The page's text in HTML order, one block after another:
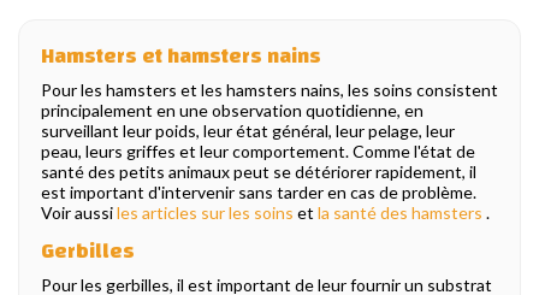
Hamsters et hamsters nains
Pour les hamsters et les hamsters nains, les soins consistent
principalement en une observation quotidienne, en
surveillant leur poids, leur état général, leur pelage, leur
peau, leurs griffes et leur comportement. Comme l'état de
santé des petits animaux peut se détériorer rapidement, il
est important d'intervenir sans tarder en cas de problème.
Voir aussiles articles sur les soins et la santé des hamsters .
Gerbilles
Pour les gerbilles, il est important de leur fournir un substrat